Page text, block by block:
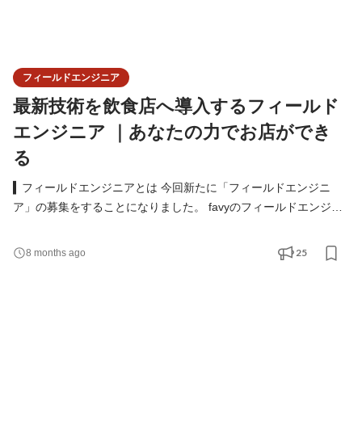
フィールドエンジニア
最新技術を飲食店へ導入するフィールド
エンジニア ｜あなたの力でお店ができ
る
▍フィールドエンジニアとは 今回新たに「フィールドエンジニ
ア」の募集をすることになりました。 favyのフィールドエンジニ
入するお仕事です。 具体的には、ネットワークの環境整備や設
8 months ago 25